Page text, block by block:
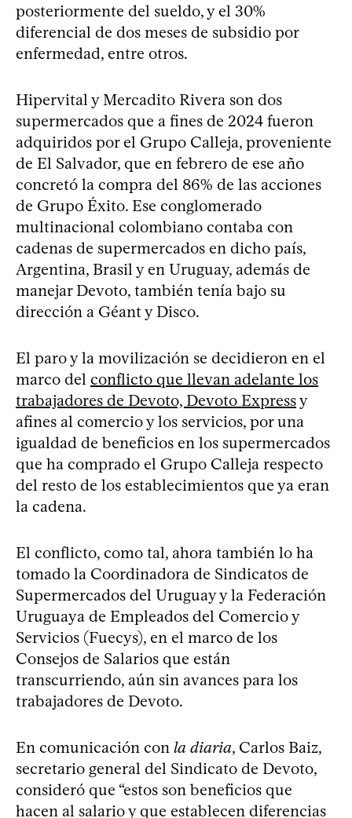
posteriormente del sueldo, y el 30%
diferencial de dos meses de subsidio por
enfermedad, entre otros.
Hipervital y Mercadito Rivera son dos
supermercados que a fines de 2024 fueron
adquiridos por el Grupo Calleja, proveniente
de El Salvador, que en febrero de ese año
concretó la compra del 86% de las acciones
de Grupo Éxito. Ese conglomerado
multinacional colombiano contaba con
cadenas de supermercados en dicho país,
Argentina, Brasil y en Uruguay, además de
manejar Devoto, también tenía bajo su
dirección a Géant y Disco.
El paro y la movilización se decidieron en el
marco del conflicto que llevan adelante los
trabajadores de Devoto, Devoto Expressy
afines al comercio y los servicios, por una
igualdad de beneficios en los supermercados
que ha comprado el Grupo Calleja respecto
del resto de los establecimientos que ya eran
la cadena.
El conflicto, como tal, ahora también lo ha
tomado la Coordinadora de Sindicatos de
Supermercados del Uruguay y la Federación
Uruguaya de Empleados del Comercio y
Servicios (Fuecys), en el marco de los
Consejos de Salarios que están
transcurriendo, aún sin avances para los
trabajadores de Devoto.
En comunicación con la diaria, Carlos Baiz,
secretario general del Sindicato de Devoto,
consideró que “estos son beneficios que
hacen al salario y que establecen diferencias